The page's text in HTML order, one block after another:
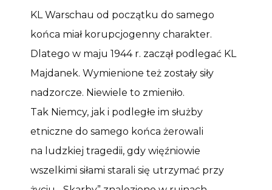
KL Warschau od początku do samego
końca miał korupcjogenny charakter.
Dlatego w maju 1944 r. zaczął podlegać KL
Majdanek. Wymienione też zostały siły
nadzorcze. Niewiele to zmieniło.
Tak Niemcy, jak i podległe im służby
etniczne do samego końca żerowali
na ludzkiej tragedii, gdy więźniowie
wszelkimi siłami starali się utrzymać przy